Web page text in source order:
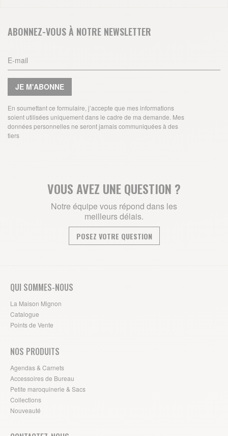
ABONNEZ-VOUS À NOTRE NEWSLETTER
JE M'ABONNE
En soumettant ce formulaire, j’accepte que mes informations
soient utilisées uniquement dans le cadre de ma demande. Mes
données personnelles ne seront jamais communiquées à des
tiers
VOUS AVEZ UNE QUESTION ?
Notre équipe vous répond dans les
meilleurs délais.
POSEZ VOTRE QUESTION
QUI SOMMES-NOUS
La Maison Mignon
Catalogue
Points de Vente
NOS PRODUITS
Agendas & Carnets
Accessoires de Bureau
Petite maroquinerie & Sacs
Collections
Nouveauté